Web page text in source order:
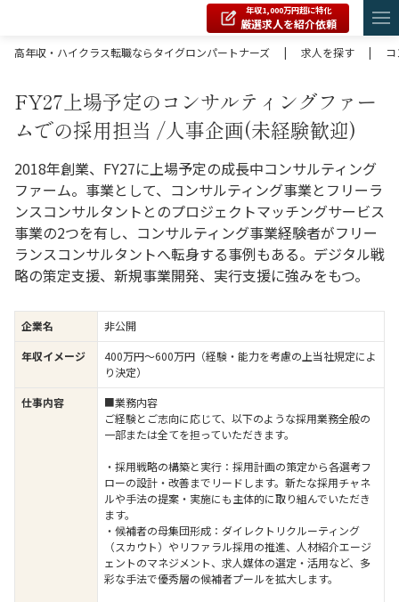
年収1,000万円超に特化
厳選求人を紹介依頼
高年収・ハイクラス転職ならタイグロンパートナーズ
| 求人を探す |
FY27上場予定のコンサルティングファー
ムでの採用担当 /人事企画(未経験歓迎)
2018年創業、FY27に上場予定の成長中コンサルティング
ファーム。事業として、コンサルティング事業とフリーラ
ンスコンサルタントとのプロジェクトマッチングサービス
事業の2つを有し、コンサルティング事業経験者がフリー
ランスコンサルタントへ転身する事例もある。デジタル戦
略の策定支援、新規事業開発、実行支援に強みをもつ。
企業名
非公開
年収イメージ
400万円〜600万円（経験・能力を考慮の上当社規定によ
り決定）
仕事内容
■業務内容
ご経験とご志向に応じて、以下のような採用業務全般の
一部または全てを担っていただきます。
・採用戦略の構築と実行：採用計画の策定から各選考フ
ローの設計・改善までリードします。新たな採用チャネ
ルや手法の提案・実施にも主体的に取り組んでいただき
ます。
・候補者の母集団形成：ダイレクトリクルーティング
（スカウト）やリファラル採用の推進、人材紹介エージ
ェントのマネジメント、求人媒体の選定・活用など、多
彩な手法で優秀層の候補者プールを拡大します。